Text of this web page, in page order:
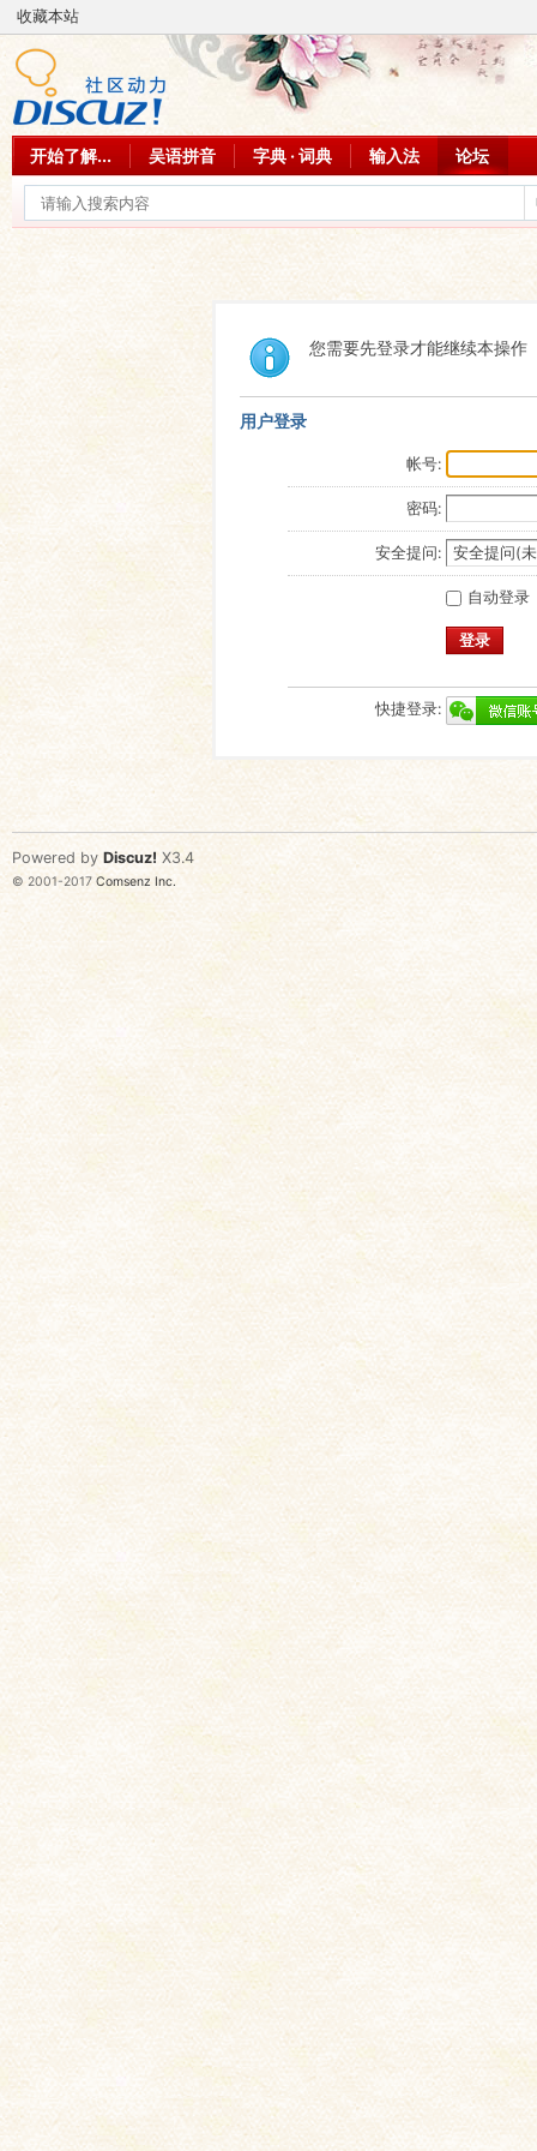
收藏本站
开始了解... 吴语拼音 字典 · 词典 输入法 论坛
您需要先登录才能继续本操作
用户登录
帐号:
密码:
安全提问:
自动登录
登录
快捷登录:
Powered by Discuz! X3.4
© 2001-2017 Comsenz Inc.